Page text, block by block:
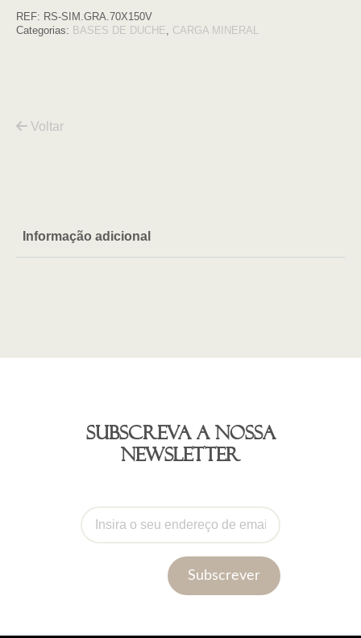
duche
SIMPLE
REF: RS-SIM.GRA.70X150V
Categorias: BASES DE DUCHE, CARGA MINERAL
Voltar
Informação adicional
Subscreva a nossa
newsletter
Subscrever